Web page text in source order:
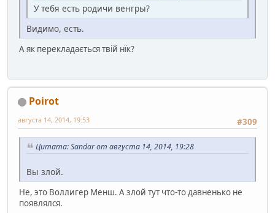
У тебя есть родичи венгры?
Видимо, есть.
А як перекладається твій нїк?
Poirot
#309
августа 14, 2014, 19:53
Цитата: Sandar от августа 14, 2014, 19:28
Вы злой.
Не, это Воллигер Менш. А злой тут что-то давненько не
появлялся.